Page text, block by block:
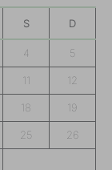
S D
4 5
11 12
18 19
25 26